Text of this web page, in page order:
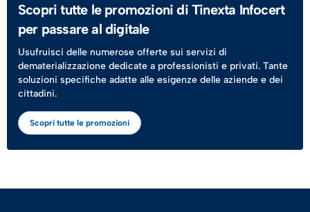
Scopri tutte le promozioni di Tinexta Infocert
per passare al digitale
Usufruisci delle numerose offerte sui servizi di
dematerializzazione dedicate a professionisti e privati. Tante
soluzioni specifiche adatte alle esigenze delle aziende e dei
cittadini.
Scopri tutte le promozioni